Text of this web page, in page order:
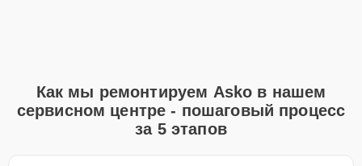
Как мы ремонтируем Asko в нашем
сервисном центре - пошаговый процесс
за 5 этапов